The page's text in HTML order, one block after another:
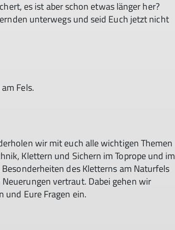
es ist aber schon etwas länger her?
unterwegs und seid Euch jetzt nicht
Fels.
wir mit euch alle wichtigen Themen
Klettern und Sichern im Toprope und im
des Kletterns am Naturfels
vertraut. Dabei gehen wir
und Eure Fragen ein.